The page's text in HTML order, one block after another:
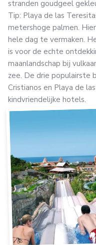
stranden goudgeel
Tip: Playa de las
metershoge palmen.
hele dag te vermaken.
is voor de echte
maanlandschap bij
zee. De drie populairste
Cristianos en Playa de
kindvriendelijke hotels.